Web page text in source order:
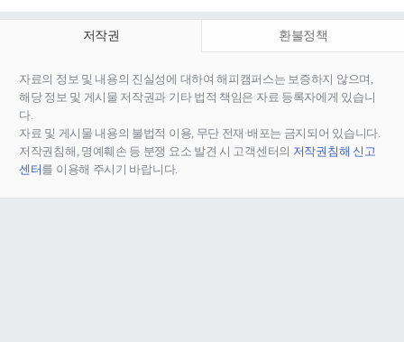
저작권 환불정책
자료의 정보 및 내용의 진실성에 대하여 해피캠퍼스는 보증하지 않으며,
해당 정보 및 게시물 저작권과 기타 법적 책임은 자료 등록자에게 있습니
다.
자료 및 게시물 내용의 불법적 이용, 무단 전재∙배포는 금지되어 있습니다.
저작권침해, 명예훼손 등 분쟁 요소 발견 시 고객센터의 저작권침해 신고
센터를 이용해 주시기 바랍니다.